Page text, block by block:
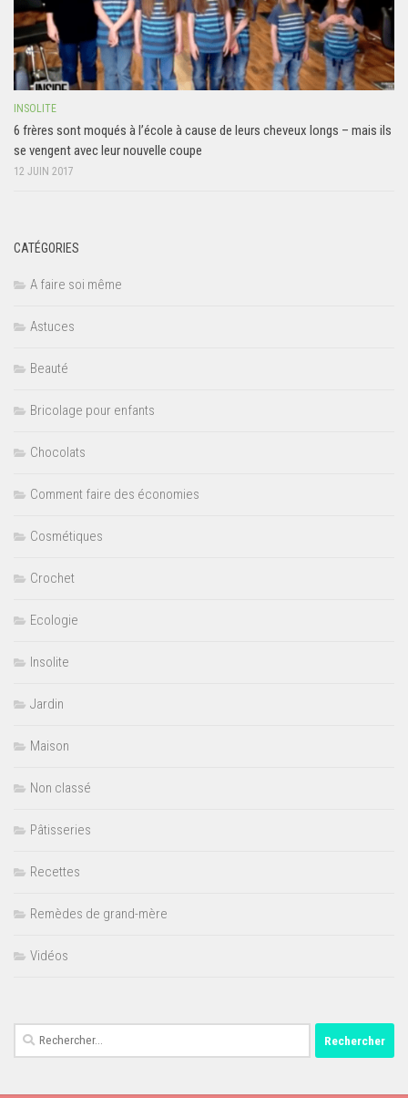
INSOLITE
6 frères sont moqués à l’école à cause de leurs cheveux longs – mais ils
se vengent avec leur nouvelle coupe
12 JUIN 2017
CATÉGORIES
A faire soi même
Astuces
Beauté
Bricolage pour enfants
Chocolats
Comment faire des économies
Cosmétiques
Crochet
Ecologie
Insolite
Jardin
Maison
Non classé
Pâtisseries
Recettes
Remèdes de grand-mère
Vidéos
Rechercher :